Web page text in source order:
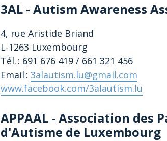
3AL - Autism Awareness
4, rue Aristide Briand
L-1263 Luxembourg
Tél. : 691 676 419 / 661 321 456
Email : 3alautism.lu@gmail.com
www.facebook.com/3alautism.lu
APPAAL - Association des P
d'Autisme de Luxembourg